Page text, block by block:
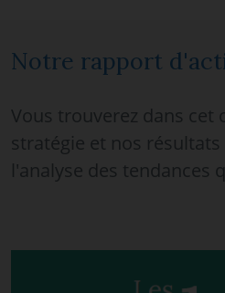
Notre rapport
Vous trouverez dans cet
stratégie et nos
l'analyse des tendances